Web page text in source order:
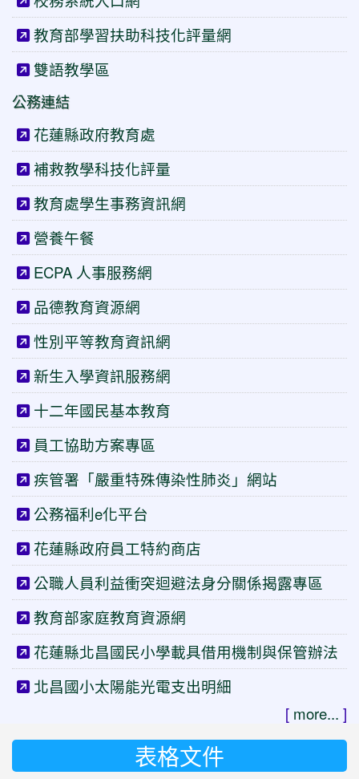
教育部學習扶助科技化評量網
雙語教學區
公務連結
花蓮縣政府教育處
補救教學科技化評量
教育處學生事務資訊網
營養午餐
ECPA 人事服務網
品德教育資源網
性別平等教育資訊網
新生入學資訊服務網
十二年國民基本教育
員工協助方案專區
疾管署「嚴重特殊傳染性肺炎」網站
公務福利e化平台
花蓮縣政府員工特約商店
公職人員利益衝突迴避法身分關係揭露專區
教育部家庭教育資源網
花蓮縣北昌國民小學載具借用機制與保管辦法
北昌國小太陽能光電支出明細
[ more... ]
表格文件